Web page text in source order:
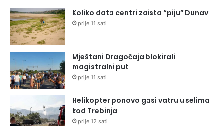
Koliko data centri zaista “piju” Dunav
prije 11 sati
Mještani Dragočaja blokirali
magistralni put
prije 11 sati
Helikopter ponovo gasi vatru u selima
kod Trebinja
prije 12 sati